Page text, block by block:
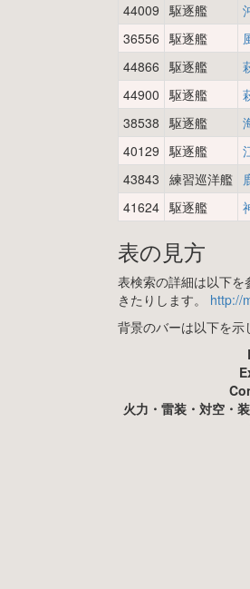
44009 駆逐艦
36556 駆逐艦
44866 駆逐艦
44900 駆逐艦
38538 駆逐艦
40129 駆逐艦
43843 練習巡洋艦
41624 駆逐艦
表の見方
表検索の詳細は以下
きたりします。 http://
背景のバーは以下を示
火力・雷装・対空・